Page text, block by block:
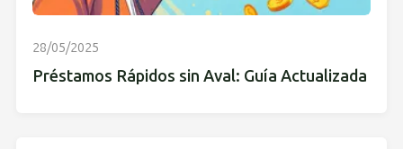
28/05/2025
Préstamos Rápidos sin Aval: Guía Actualizada